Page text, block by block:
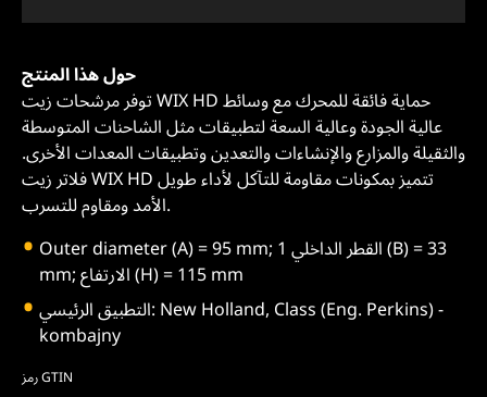
حول هذا المنتج
توفر مرشحات زيت WIX HD حماية فائقة للمحرك مع وسائط
عالية الجودة وعالية السعة لتطبيقات مثل الشاحنات المتوسطة
والثقيلة والمزارع والإنشاءات والتعدين وتطبيقات المعدات الأخرى.
فلاتر زيت WIX HD تتميز بمكونات مقاومة للتآكل لأداء طويل
الأمد ومقاوم للتسرب.
Outer diameter (A) = 95 mm; القطر الداخلي 1 (B) = 33
mm; الارتفاع (H) = 115 mm
التطبيق الرئيسي: New Holland, Class (Eng. Perkins) -
kombajny
رمز GTIN